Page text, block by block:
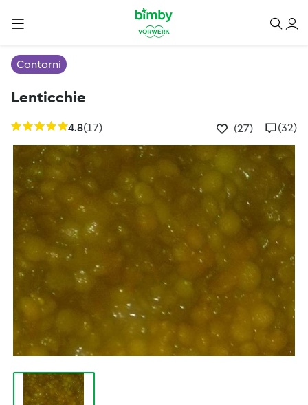
Contorni
Lenticchie
4.8(17) (27) (32)